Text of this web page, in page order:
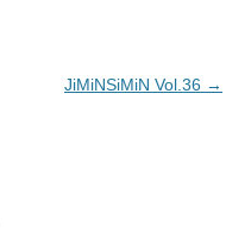
JiMiNSiMiN Vol.36 →